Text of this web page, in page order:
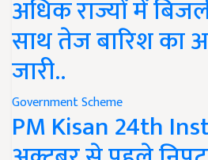
अधिक राज्यों में
साथ तेज बारिश का
जारी..
Government Scheme
PM Kisan 24th